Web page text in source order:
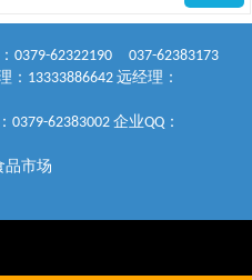
0379-62322190 037-62383173
： 13333886642 远经理：
0379-62383002 企业QQ ：
品市场